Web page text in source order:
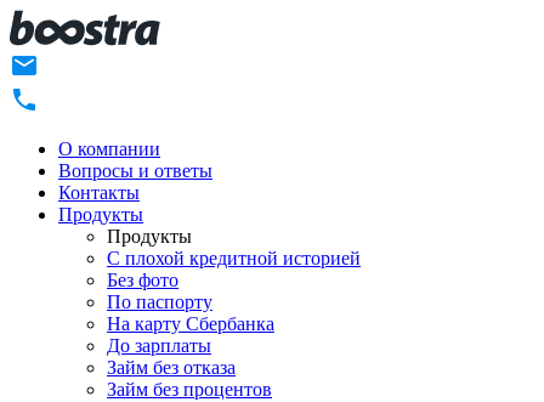
О компании
Вопросы и ответы
Контакты
Продукты
Продукты
C плохой кредитной историей
Без фото
По паспорту
На карту Сбербанка
До зарплаты
Займ без отказа
Займ без процентов